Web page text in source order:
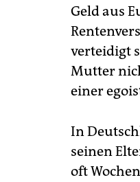
Geld aus
verteidigt
Mutter
einer
In
seinen
oft